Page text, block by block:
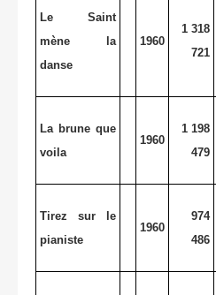
Le Saint
mène la
danse
1960
1 318
721
La brune que
voila
1960
1 198
479
Tirez sur le
pianiste
1960
974
486